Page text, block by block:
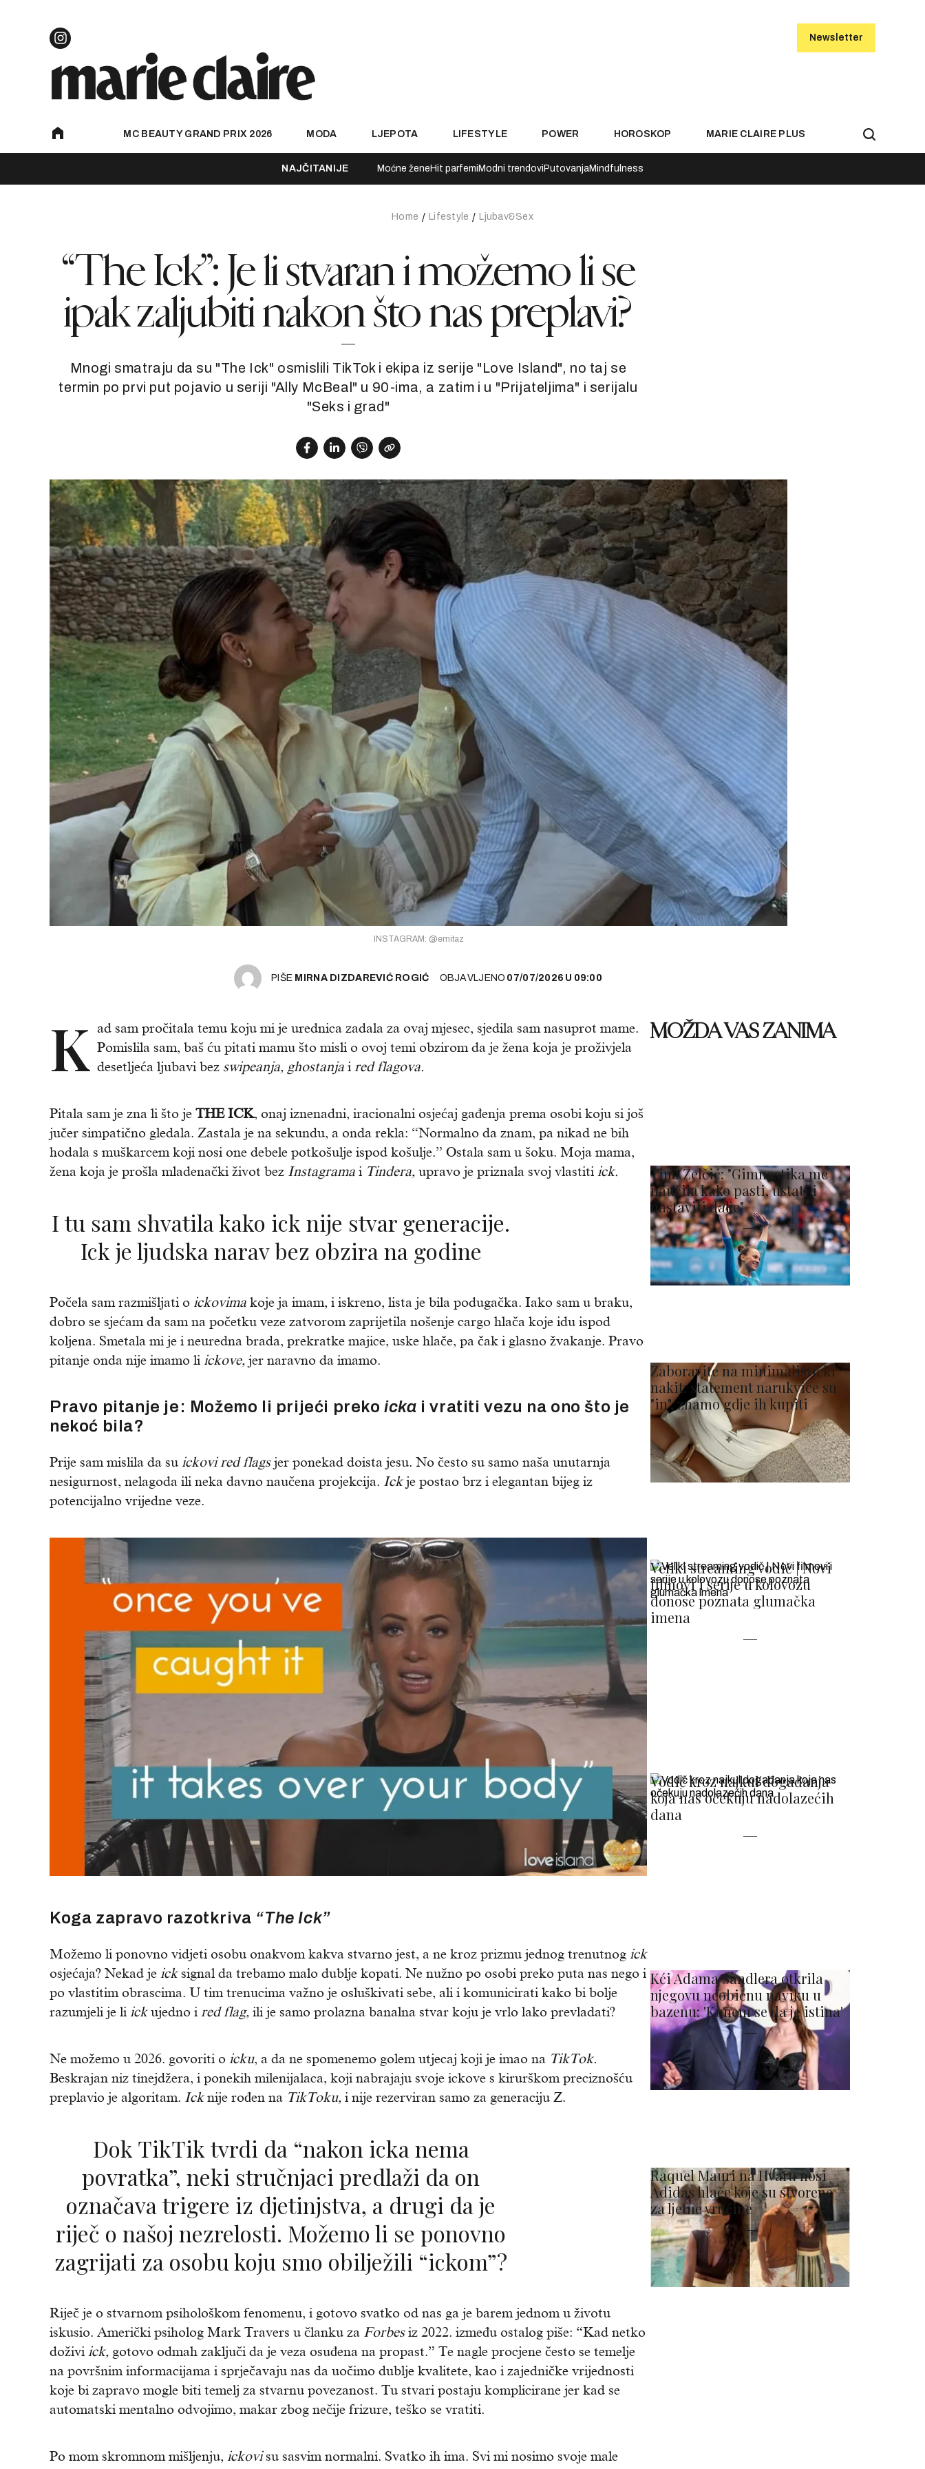
Newsletter
MC BEAUTY GRAND PRIX 2026 MODA LJEPOTA LIFESTYLE POWER HOROSKOP MARIE CLAIRE PLUS
NAJČITANIJE Moćne žene Hit parfemi Modni trendovi PutovanjaMindfulness
Home Lifestyle Ljubav&Sex
“The Ick”: Je li stvaran i možemo li se
ipak zaljubiti nakon što nas preplavi?
Mnogi smatraju da su "The Ick" osmislili TikTok i ekipa iz serije "Love Island", no taj se
termin po prvi put pojavio u seriji "Ally McBeal" u 90-ima, a zatim i u "Prijateljima" i serijalu
"Seks i grad"
INSTAGRAM: @emitaz
PIŠE MIRNA DIZDAREVIĆ ROGIĆ OBJAVLJENO 07/07/2026 U 09:00
K ad sam pročitala temu koju mi je urednica zadala za ovaj mjesec, sjedila sam nasuprot mame.
Pomislila sam, baš ću pitati mamu što misli o ovoj temi obzirom da je žena koja je proživjela
desetljeća ljubavi bez swipeanja, ghostanja i red flagova.
Pitala sam je zna li što je THE ICK, onaj iznenadni, iracionalni osjećaj gađenja prema osobi koju si još
jučer simpatično gledala. Zastala je na sekundu, a onda rekla: “Normalno da znam, pa nikad ne bih
hodala s muškarcem koji nosi one debele potkošulje ispod košulje.” Ostala sam u šoku. Moja mama,
žena koja je prošla mladenački život bez Instagrama i Tindera, upravo je priznala svoj vlastiti ick.
I tu sam shvatila kako ick nije stvar generacije.
Ick je ljudska narav bez obzira na godine
Počela sam razmišljati o ickovima koje ja imam, i iskreno, lista je bila podugačka. Iako sam u braku,
dobro se sjećam da sam na početku veze zatvorom zaprijetila nošenje cargo hlača koje idu ispod
koljena. Smetala mi je i neuredna brada, prekratke majice, uske hlače, pa čak i glasno žvakanje. Pravo
pitanje onda nije imamo li ickove, jer naravno da imamo.
Pravo pitanje je: Možemo li prijeći prekoicka i vratiti vezu na ono što je
nekoć bila?
Prije sam mislila da su ickovi red flagsjer ponekad doista jesu. No često su samo naša unutarnja
nesigurnost, nelagoda ili neka davno naučena projekcija. Ickje postao brz i elegantan bijeg iz
potencijalno vrijedne veze.
Koga zapravo razotkriva “The Ick”
Možemo li ponovno vidjeti osobu onakvom kakva stvarno jest, a ne kroz prizmu jednog trenutnog ick
osjećaja? Nekad je icksignal da trebamo malo dublje kopati. Ne nužno po osobi preko puta nas nego i
po vlastitim obrascima. U tim trenucima važno je osluškivati sebe, ali i komunicirati kako bi bolje
razumjeli je li ickujedno i red flag, ili je samo prolazna banalna stvar koju je vrlo lako prevladati?
Ne možemo u 2026. govoriti o icku, a da ne spomenemo golem utjecaj koji je imao na TikTok.
Beskrajan niz tinejdžera, i ponekih milenijalaca, koji nabrajaju svoje ickove s kirurškom preciznošću
preplavio je algoritam. Icknije rođen na TikToku, i nije rezerviran samo za generaciju Z.
Dok TikTik tvrdi da “nakon icka nema
povratka”, neki stručnjaci predlaži da on
označava trigere iz djetinjstva, a drugi da je
riječ o našoj nezrelosti. Možemo li se ponovno
zagrijati za osobu koju smo obilježili “ickom”?
Riječ je o stvarnom psihološkom fenomenu, i gotovo svatko od nas ga je barem jednom u životu
iskusio. Američki psiholog Mark Travers u članku za Forbesiz 2022. između ostalog piše: “Kad netko
doživi ick, gotovo odmah zaključi da je veza osuđena na propast.” Te nagle procjene često se temelje
na površnim informacijama i sprječavaju nas da uočimo dublje kvalitete, kao i zajedničke vrijednosti
koje bi zapravo mogle biti temelj za stvarnu povezanost. Tu stvari postaju komplicirane jer kad se
automatski mentalno odvojimo, makar zbog nečije frizure, teško se vratiti.
Po mom skromnom mišljenju, ickovisu sasvim normalni. Svatko ih ima. Svi mi nosimo svoje male
MOŽDA VAS ZANIMA
Tina Zelčić: "Gimnastika me
naučila kako pasti, ustati i
nastaviti dalje"
Zaboravite na minimalistički
nakit: statement narukvice su
"in", znamo gdje ih kupiti
Veliki streaming vodič | Novi
filmovi i serije u kolovozu
donose poznata glumačka
imena
Vodič kroz najkul događanja
koja nas očekuju nadolazećih
dana
Kći Adama Sandlera otkrila
njegovu neobičnu naviku u
bazenu: 'Kunem se da je istina'
Raquel Mauri na Hvaru nosi
Adidas hlače koje su stvorene
za ljetne vrućine